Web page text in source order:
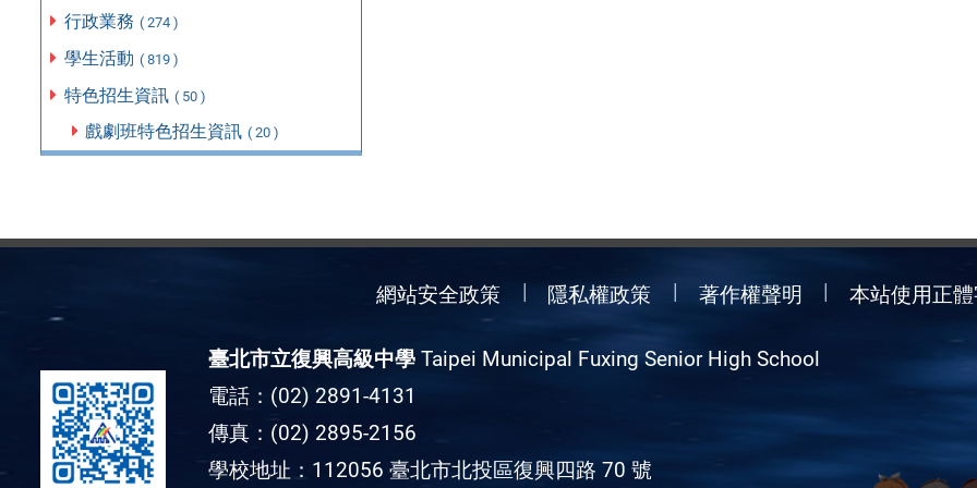
行政業務 ( 274 )
學生活動 ( 819 )
特色招生資訊 ( 50 )
戲劇班特色招生資訊 ( 20 )
網站安全政策 隱私權政策 著作權聲明 本站使用正
臺北市立復興高級中學Taipei Municipal Fuxing Senior High School
電話：(02) 2891-4131
傳真：(02) 2895-2156
學校地址：112056 臺北市北投區復興四路 70 號